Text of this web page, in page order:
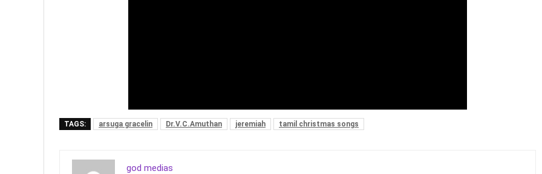
TAGS: arsuga gracelin Dr.V.C.Amuthan jeremiah tamil christmas songs
god medias